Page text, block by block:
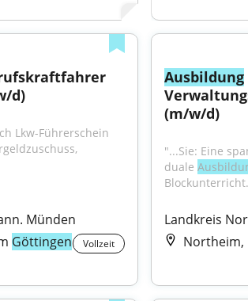
d)
Lkw-Führerschein
Münden
Göttingen Vollzeit
Ausbildung
(m/w/d)
"...Sie: Eine
duale
Landkreis
Northeim,